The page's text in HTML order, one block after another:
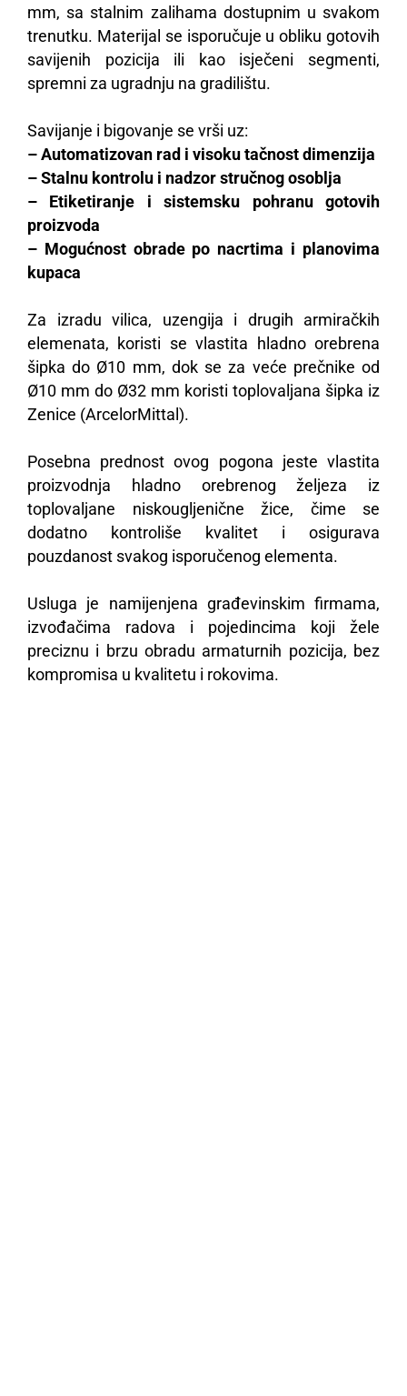
mm, sa stalnim zalihama dostupnim u svakom
trenutku. Materijal se isporučuje u obliku gotovih
savijenih pozicija ili kao isječeni segmenti,
spremni za ugradnju na gradilištu.
Savijanje i bigovanje se vrši uz:
– Automatizovan rad i visoku tačnost dimenzija
– Stalnu kontrolu i nadzor stručnog osoblja
– Etiketiranje i sistemsku pohranu gotovih
proizvoda
– Mogućnost obrade po nacrtima i planovima
kupaca
Za izradu vilica, uzengija i drugih armiračkih
elemenata, koristi se vlastita hladno orebrena
šipka do Ø10 mm, dok se za veće prečnike od
Ø10 mm do Ø32 mm koristi toplovaljana šipka iz
Zenice (ArcelorMittal).
Posebna prednost ovog pogona jeste vlastita
proizvodnja hladno orebrenog željeza iz
toplovaljane niskougljenične žice, čime se
dodatno kontroliše kvalitet i osigurava
pouzdanost svakog isporučenog elementa.
Usluga je namijenjena građevinskim firmama,
izvođačima radova i pojedincima koji žele
preciznu i brzu obradu armaturnih pozicija, bez
kompromisa u kvalitetu i rokovima.